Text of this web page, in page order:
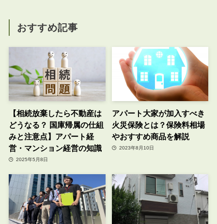
おすすめ記事
【相続放棄したら不動産は
どうなる？ 国庫帰属の仕組
みと注意点】アパート経
営・マンション経営の知識
2025年5月8日
アパート大家が加入すべき
火災保険とは？保険料相場
やおすすめ商品を解説
2023年8月10日